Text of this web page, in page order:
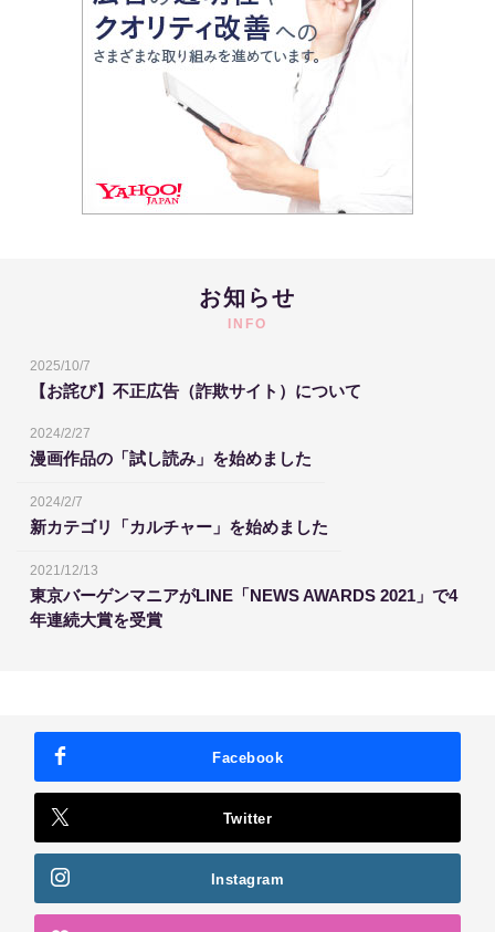
お知らせ
INFO
2025/10/7
【お詫び】不正広告（詐欺サイト）について
2024/2/27
漫画作品の「試し読み」を始めました
2024/2/7
新カテゴリ「カルチャー」を始めました
2021/12/13
東京バーゲンマニアがLINE「NEWS AWARDS 2021」で4
年連続大賞を受賞
Facebook
Twitter
Instagram